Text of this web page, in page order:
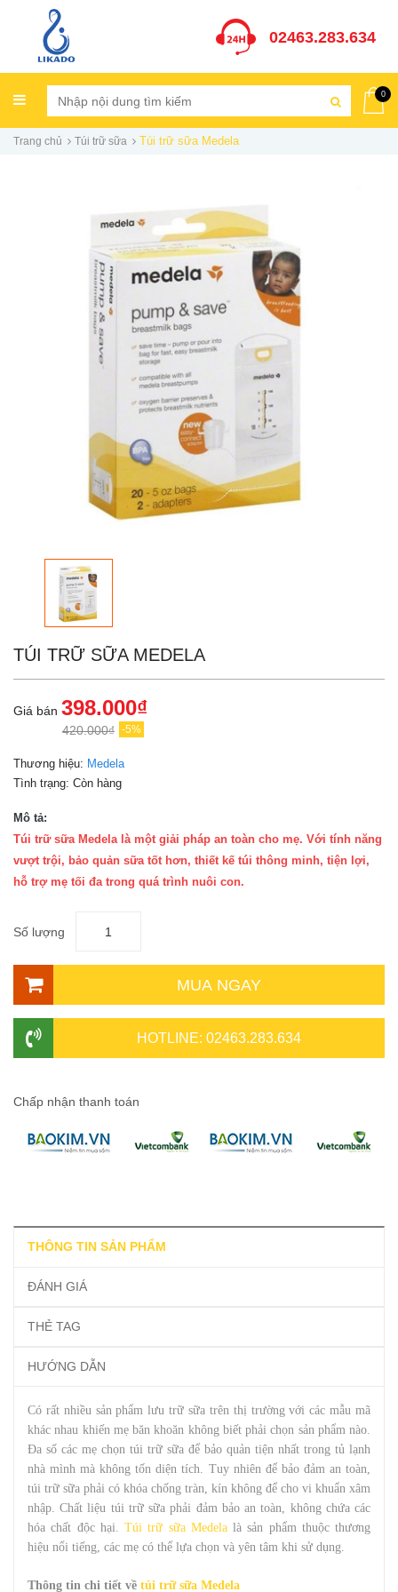
02463.283.634
0
Trang chủ Túi trữ sữa Túi trữ sữa Medela
TÚI TRỮ SỮA MEDELA
Giá bán 398.000₫
420.000₫ -5%
Thương hiệu: Medela
Tình trạng: Còn hàng
Mô tả:
Túi trữ sữa Medela là một giải pháp an toàn cho mẹ. Với tính năng
vượt trội, bảo quản sữa tốt hơn, thiết kế túi thông minh, tiện lợi,
hỗ trợ mẹ tối đa trong quá trình nuôi con.
Số lượng
MUA NGAY
HOTLINE: 02463.283.634
Chấp nhận thanh toán
THÔNG TIN SẢN PHẨM
ĐÁNH GIÁ
THẺ TAG
HƯỚNG DẪN
Có rất nhiều sản phẩm lưu trữ sữa trên thị trường với các mẫu mã
khác nhau khiến mẹ băn khoăn không biết phải chọn sản phẩm nào.
Đa số các mẹ chọn túi trữ sữa để bảo quản tiện nhất trong tủ lạnh
nhà mình mà không tốn diện tích. Tuy nhiên để bảo đảm an toàn,
túi trữ sữa phải có khóa chống tràn, kín không để cho vi khuẩn xâm
nhập. Chất liệu túi trữ sữa phải đảm bảo an toàn, không chứa các
hóa chất độc hại. Túi trữ sữa Medela là sản phẩm thuộc thương
hiệu nổi tiếng, các mẹ có thể lựa chọn và yên tâm khi sử dụng.
Thông tin chi tiết về túi trữ sữa Medela